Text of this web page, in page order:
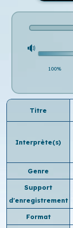
100%
Titre
Interprète(s)
Genre
Support
d'enregistrement
Format